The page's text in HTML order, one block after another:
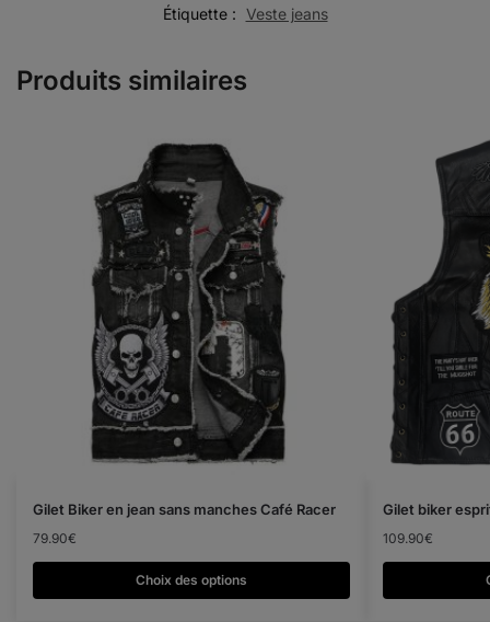
Étiquette : Veste jeans
Produits similaires
Gilet Biker en jean sans manches Café Racer
79.90€
Choix des options
Gilet biker
109.90€